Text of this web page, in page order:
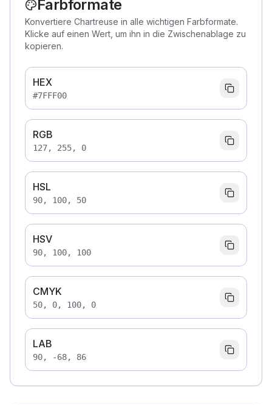
Farbformate
Konvertiere Chartreuse in alle wichtigen Farbformate.
Klicke auf einen Wert, um ihn in die Zwischenablage zu
kopieren.
HEX
#7FFF00
RGB
127, 255, 0
HSL
90, 100, 50
HSV
90, 100, 100
CMYK
50, 0, 100, 0
LAB
90, -68, 86